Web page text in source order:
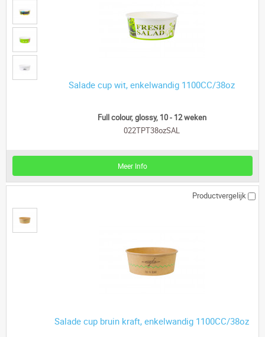
Salade cup wit, enkelwandig 1100CC/38oz
Full colour, glossy, 10 - 12 weken
022TPT38ozSAL
Meer Info
Productvergelijk
Salade cup bruin kraft, enkelwandig 1100CC/38oz